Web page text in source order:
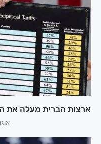
ארצות הברית מעלה את
אוגוסט